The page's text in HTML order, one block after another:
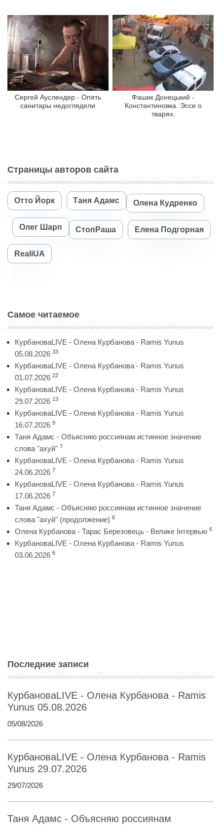
Сергей Ауслендер - Опять
санитары недоглядели
Фашик Донецький -
Константиновка. Эссе о
тварях.
Страницы авторов сайта
Отто Йорк Таня Адамс Олена Кудренко
Олег Шарп СтопРаша Елена Подгорная
RealiUA
Самое читаемое
КурбановаLIVE - Олена Курбанова - Ramis Yunus
05.08.2026 33
КурбановаLIVE - Олена Курбанова - Ramis Yunus
01.07.2026 22
КурбановаLIVE - Олена Курбанова - Ramis Yunus
29.07.2026 13
КурбановаLIVE - Олена Курбанова - Ramis Yunus
16.07.2026 9
Таня Адамс - Объясняю россиянам истинное значение
слова "ахуй" 7
КурбановаLIVE - Олена Курбанова - Ramis Yunus
24.06.2026 7
КурбановаLIVE - Олена Курбанова - Ramis Yunus
17.06.2026 7
Таня Адамс - Объясняю россиянам истинное значение
слова "ахуй" (продолжение) 6
Олена Курбанова - Тарас Березовець - Велике Інтервью 6
КурбановаLIVE - Олена Курбанова - Ramis Yunus
03.06.2026 6
Последние записи
КурбановаLIVE - Олена Курбанова - Ramis
Yunus 05.08.2026
05/08/2026
КурбановаLIVE - Олена Курбанова - Ramis
Yunus 29.07.2026
29/07/2026
Таня Адамс - Объясняю россиянам